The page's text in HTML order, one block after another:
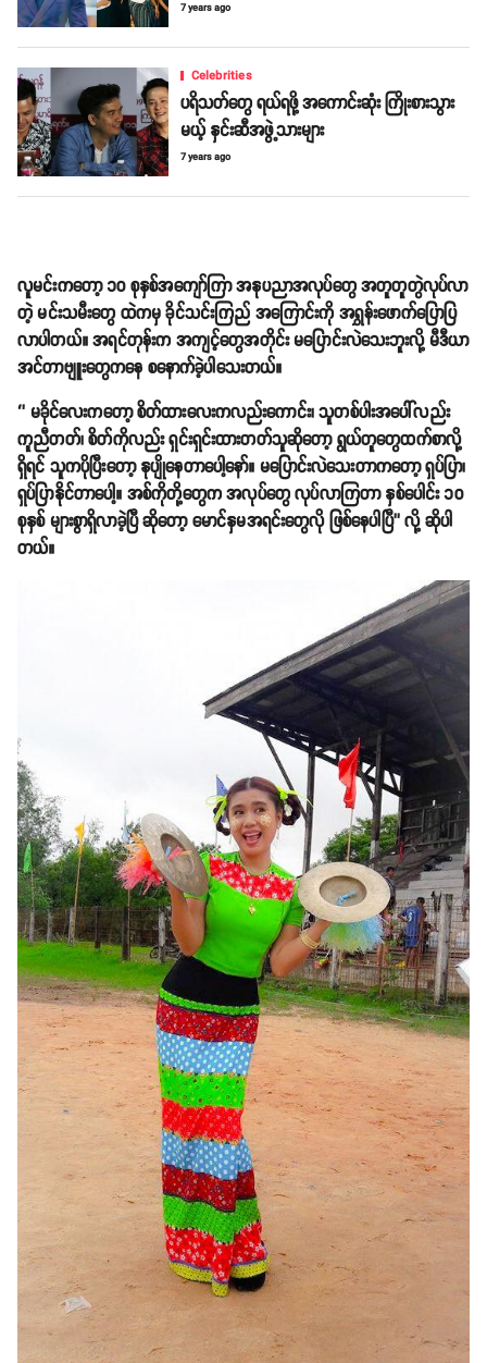
7 years ago
Celebrities
ပရိသတ်တွေ ရယ်ရဖို့ အကောင်းဆုံး ကြိုးစားသွား
မယ့် နှင်းဆီအဖွဲ့သားများ
7 years ago
လူမင်းကတော့ ၁၀ စုနှစ်အကျော်ကြာ အနုပညာအလုပ်တွေ အတူတူတွဲလုပ်လာ
တဲ့ မင်းသမီးတွေ ထဲကမှ ခိုင်သင်းကြည် အကြောင်းကို အရွှန်းဖောက်ပြောပြ
လာပါတယ်။ အရင်တုန်းက အကျင့်တွေအတိုင်း မပြောင်းလဲသေးဘူးလို့ မီဒီယာ
အင်တာဗျူးတွေကနေ စနောက်ခဲ့ပါသေးတယ်။
‘’ မခိုင်လေးကတော့ စိတ်ထားလေးကလည်းကောင်း၊ သူတစ်ပါးအပေါ်လည်း
ကူညီတတ်၊ စိတ်ကိုလည်း ရှင်းရှင်းထားတတ်သူဆိုတော့ ရွယ်တူတွေထက်စာလို့
ရှိရင် သူကပိုပြီးတော့ နုပျိုနေတာပေါ့နော်။ မပြောင်းလဲသေးတာကတော့ ရှပ်ပြာ၊
ရှပ်ပြာနိုင်တာပေါ့။ အစ်ကိုတို့တွေက အလုပ်တွေ လုပ်လာကြတာ နှစ်ပေါင်း ၁၀
စုနှစ် များစွာရှိလာခဲ့ပြီ ဆိုတော့ မောင်နှမအရင်းတွေလို ဖြစ်နေပါပြီ’’ လို့ ဆိုပါ
တယ်။